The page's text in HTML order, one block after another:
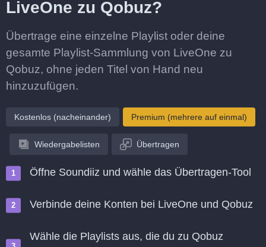
LiveOne zu Qobuz?
Übertrage eine einzelne Playlist oder deine
gesamte Playlist-Sammlung von LiveOne zu
Qobuz, ohne jeden Titel von Hand neu
hinzuzufügen.
Kostenlos (nacheinander) Premium (mehrere auf einmal)
Wiedergabelisten Übertragen
Öffne Soundiiz und wähle das Übertragen-Tool
Verbinde deine Konten bei LiveOne und Qobuz
Wähle die Playlists aus, die du zu Qobuz